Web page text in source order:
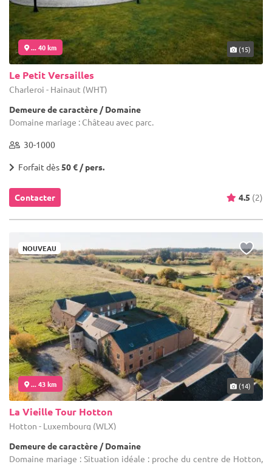
... 40 km (15)
Le Petit Versailles
Charleroi - Hainaut (WHT)
Demeure de caractère / Domaine
Domaine mariage : Château avec parc.
30-1000
Forfait dès50 € / pers.
Contacter 4.5 (2)
NOUVEAU
... 43 km (14)
La Vieille Tour Hotton
Hotton - Luxembourg (WLX)
Demeure de caractère / Domaine
Domaine mariage : Situation idéale : proche du centre de Hotton,